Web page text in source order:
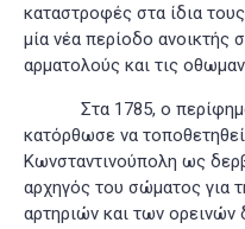
καταστροφές στα ίδια
μία νέα περίοδο ανοικτής
αρματολούς και τις
Στα 1785, ο
κατόρθωσε να
Κωνσταντινούπολη ως
αρχηγός του σώματος για
αρτηριών και των